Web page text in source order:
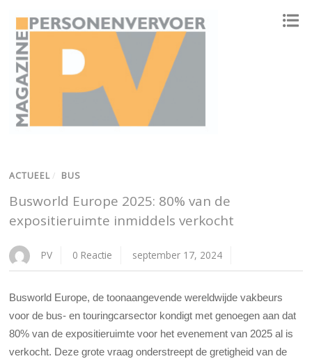
ACTUEEL / BUS
Busworld Europe 2025: 80% van de
expositieruimte inmiddels verkocht
PV 0 Reactie september 17, 2024
Busworld Europe, de toonaangevende wereldwijde vakbeurs
voor de bus- en touringcarsector kondigt met genoegen aan dat
80% van de expositieruimte voor het evenement van 2025 al is
verkocht. Deze grote vraag onderstreept de gretigheid van de